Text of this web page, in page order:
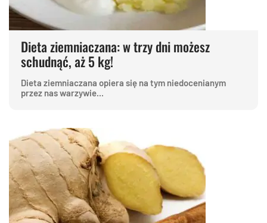
Dieta ziemniaczana: w trzy dni możesz
schudnąć, aż 5 kg!
Dieta ziemniaczana opiera się na tym niedocenianym
przez nas warzywie...